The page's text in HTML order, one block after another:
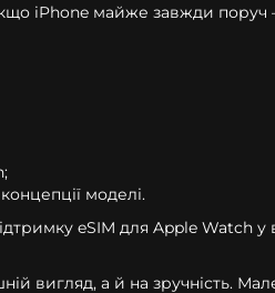
iPhone майже завжди
моделі.
eSIM для Apple Watch
вигляд, а й на зручність.